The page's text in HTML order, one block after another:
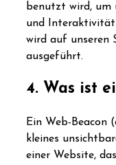
benutzt wird, um
und Interaktivität
wird auf unseren
ausgeführt.
4. Was ist
Ein Web-Beacon
kleines
einer Website,